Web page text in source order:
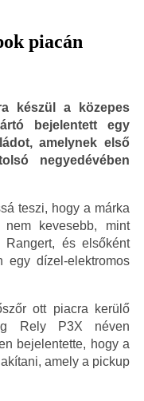
piacán
készül a közepes
bejelentett egy
amelynek első
negyedévében
teszi, hogy a márka
kevesebb, mint
Rangert, és elsőként
dízel‑elektromos
ott piacra kerülő
Rely P3X néven
bejelentette, hogy a
amely a pickup